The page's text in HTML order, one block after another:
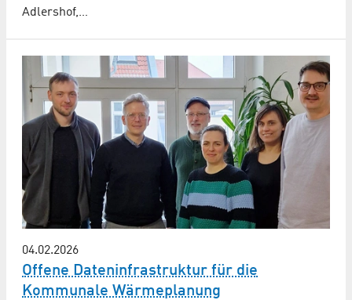
Adlershof,…
04.02.2026
Offene Dateninfrastruktur für die
Kommunale Wärmeplanung